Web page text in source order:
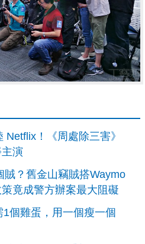
Netflix！《周處除三害》
演
賊？舊金山竊賊搭Waymo
竟成警方辦案最大阻礙
個雞蛋，用一個瘦一個